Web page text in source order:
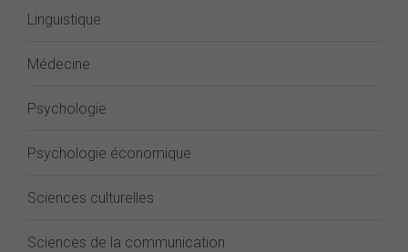
Linguistique
Médecine
Psychologie
Psychologie économique
Sciences culturelles
Sciences de la communication